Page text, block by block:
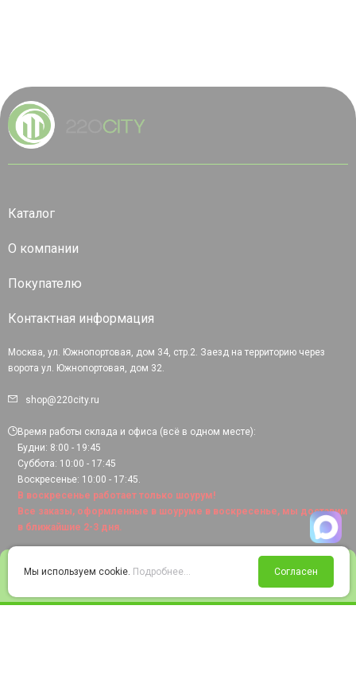
Войти Избранное Корзина
Каталог
О компании
Покупателю
Контактная информация
Москва, ул. Южнопортовая, дом 34, стр.2. Заезд на территорию через
ворота ул. Южнопортовая, дом 32.
shop@220city.ru
Время работы склада и офиса (всё в одном месте):
Будни: 8:00 - 19:45
Суббота: 10:00 - 17:45
Воскресенье: 10:00 - 17:45.
В воскресенье работает только шоурум!
Все заказы, оформленные в шоуруме в воскресенье, мы доставим
в ближайшие 2-3 дня.
Мы используем cookie. Подробнее... Согласен